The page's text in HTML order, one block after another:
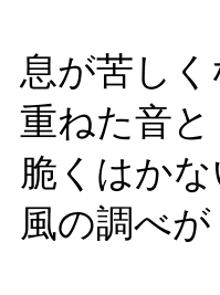
息が苦し
重ねた音と
脆くはかな
風の調べが